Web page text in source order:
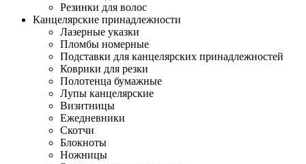
Резинки для волос
Канцелярские принадлежности
Лазерные указки
Пломбы номерные
Подставки для канцелярских принадлежностей
Коврики для резки
Полотенца бумажные
Лупы канцелярские
Визитницы
Ежедневники
Скотчи
Блокноты
Ножницы